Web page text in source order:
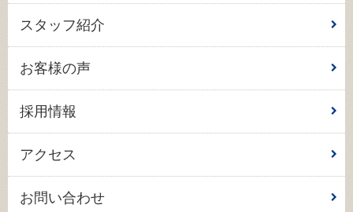
スタッフ紹介
お客様の声
採用情報
アクセス
お問い合わせ